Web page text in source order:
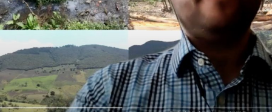
CREACIÓN DE MODELOS DE CANTIDAD Y CALIDAD DEL
AGUA EN CUENCAS DE CABECERA EN PAÍSES EN
DESARROLLO – NICOLÁS FERNÁNDEZ ACOSTA
DOCTORADO EN INGENIERÍA